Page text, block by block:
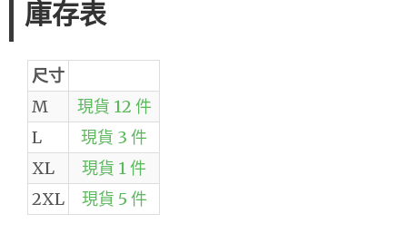
庫存表
尺寸
M
現貨 12 件
L
現貨 3 件
XL
現貨 1 件
2XL
現貨 5 件